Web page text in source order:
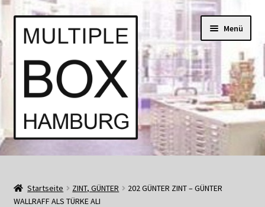
Zur
Navigation
Springe
zum
Menü
Start
AGBStartseite ZINT, GÜNTER
202 GÜNTER ZINT – GÜNTER
WALLRAFF ALS TÜRKE ALI